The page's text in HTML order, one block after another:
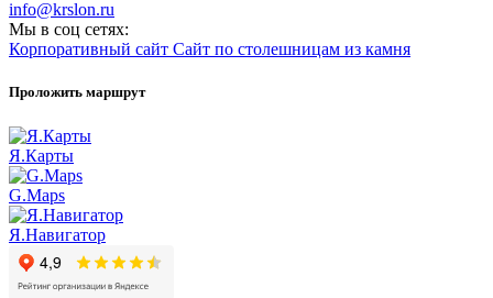
info@krslon.ru
Мы в соц сетях:
Корпоративный сайт Сайт по столешницам из камня
Проложить маршрут
Я.Карты
G.Maps
Я.Навигатор